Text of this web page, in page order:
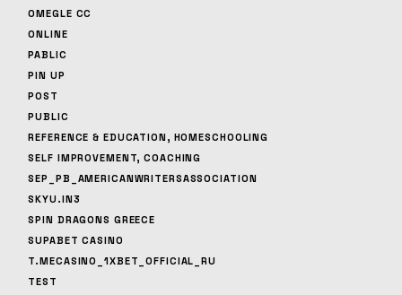
OMEGLE CC
ONLINE
PABLIC
PIN UP
POST
PUBLIC
REFERENCE & EDUCATION, HOMESCHOOLING
SELF IMPROVEMENT, COACHING
SEP_PB_AMERICANWRITERSASSOCIATION
SKYU.IN3
SPIN DRAGONS GREECE
SUPABET CASINO
T.MECASINO_1XBET_OFFICIAL_RU
TEST